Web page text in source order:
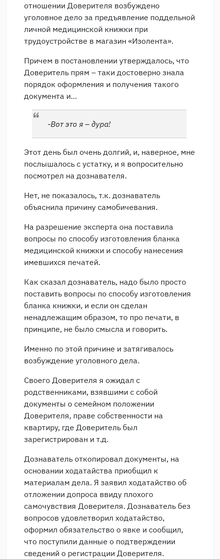
отношении Доверителя возбуждено
уголовное дело за предъявление поддельной
личной медицинской книжки при
трудоустройстве в магазин «Изолента».
Причем в постановлении утверждалось, что
Доверитель прям – таки достоверно знала
порядок оформления и получения такого
документа и…
-Вот это я – дура!
Этот день был очень долгий, и, наверное, мне
послышалось с устатку, и я вопросительно
посмотрел на дознавателя.
Нет, не показалось, т.к. дознаватель
объяснила причину самобичевания.
На разрешение эксперта она поставила
вопросы по способу изготовления бланка
медицинской книжки и способу нанесения
имевшихся печатей.
Как сказал дознаватель, надо было просто
поставить вопросы по способу изготовления
бланка книжки, и если он сделан
ненадлежащим образом, то про печати, в
принципе, не было смысла и говорить.
Именно по этой причине и затягивалось
возбуждение уголовного дела.
Своего Доверителя я ожидал с
родственниками, взявшими с собой
документы о семейном положении
Доверителя, праве собственности на
квартиру, где Доверитель был
зарегистрирован и т.д.
Дознаватель откопировал документы, на
основании ходатайства приобщил к
материалам дела. Я заявил ходатайство об
отложении допроса ввиду плохого
самочувствия Доверителя. Дознаватель без
вопросов удовлетворил ходатайство,
оформил обязательство о явке и сообщил,
что поступили данные о подтверждении
сведений о регистрации Доверителя.